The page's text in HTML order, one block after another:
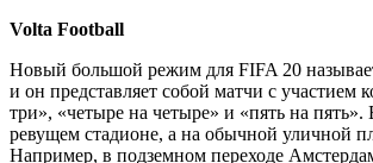
Volta Football
Новый большой режим для FIFA 20
и он представляет собой матчи с участием
три», «четыре на четыре» и «пять на пять».
ревущем стадионе, а на обычной уличной
Например, в подземном переходе